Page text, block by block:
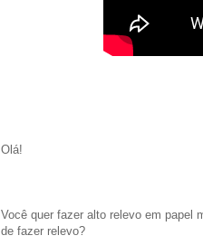
Olá!
Você quer fazer alto relevo em papel
de fazer relevo?